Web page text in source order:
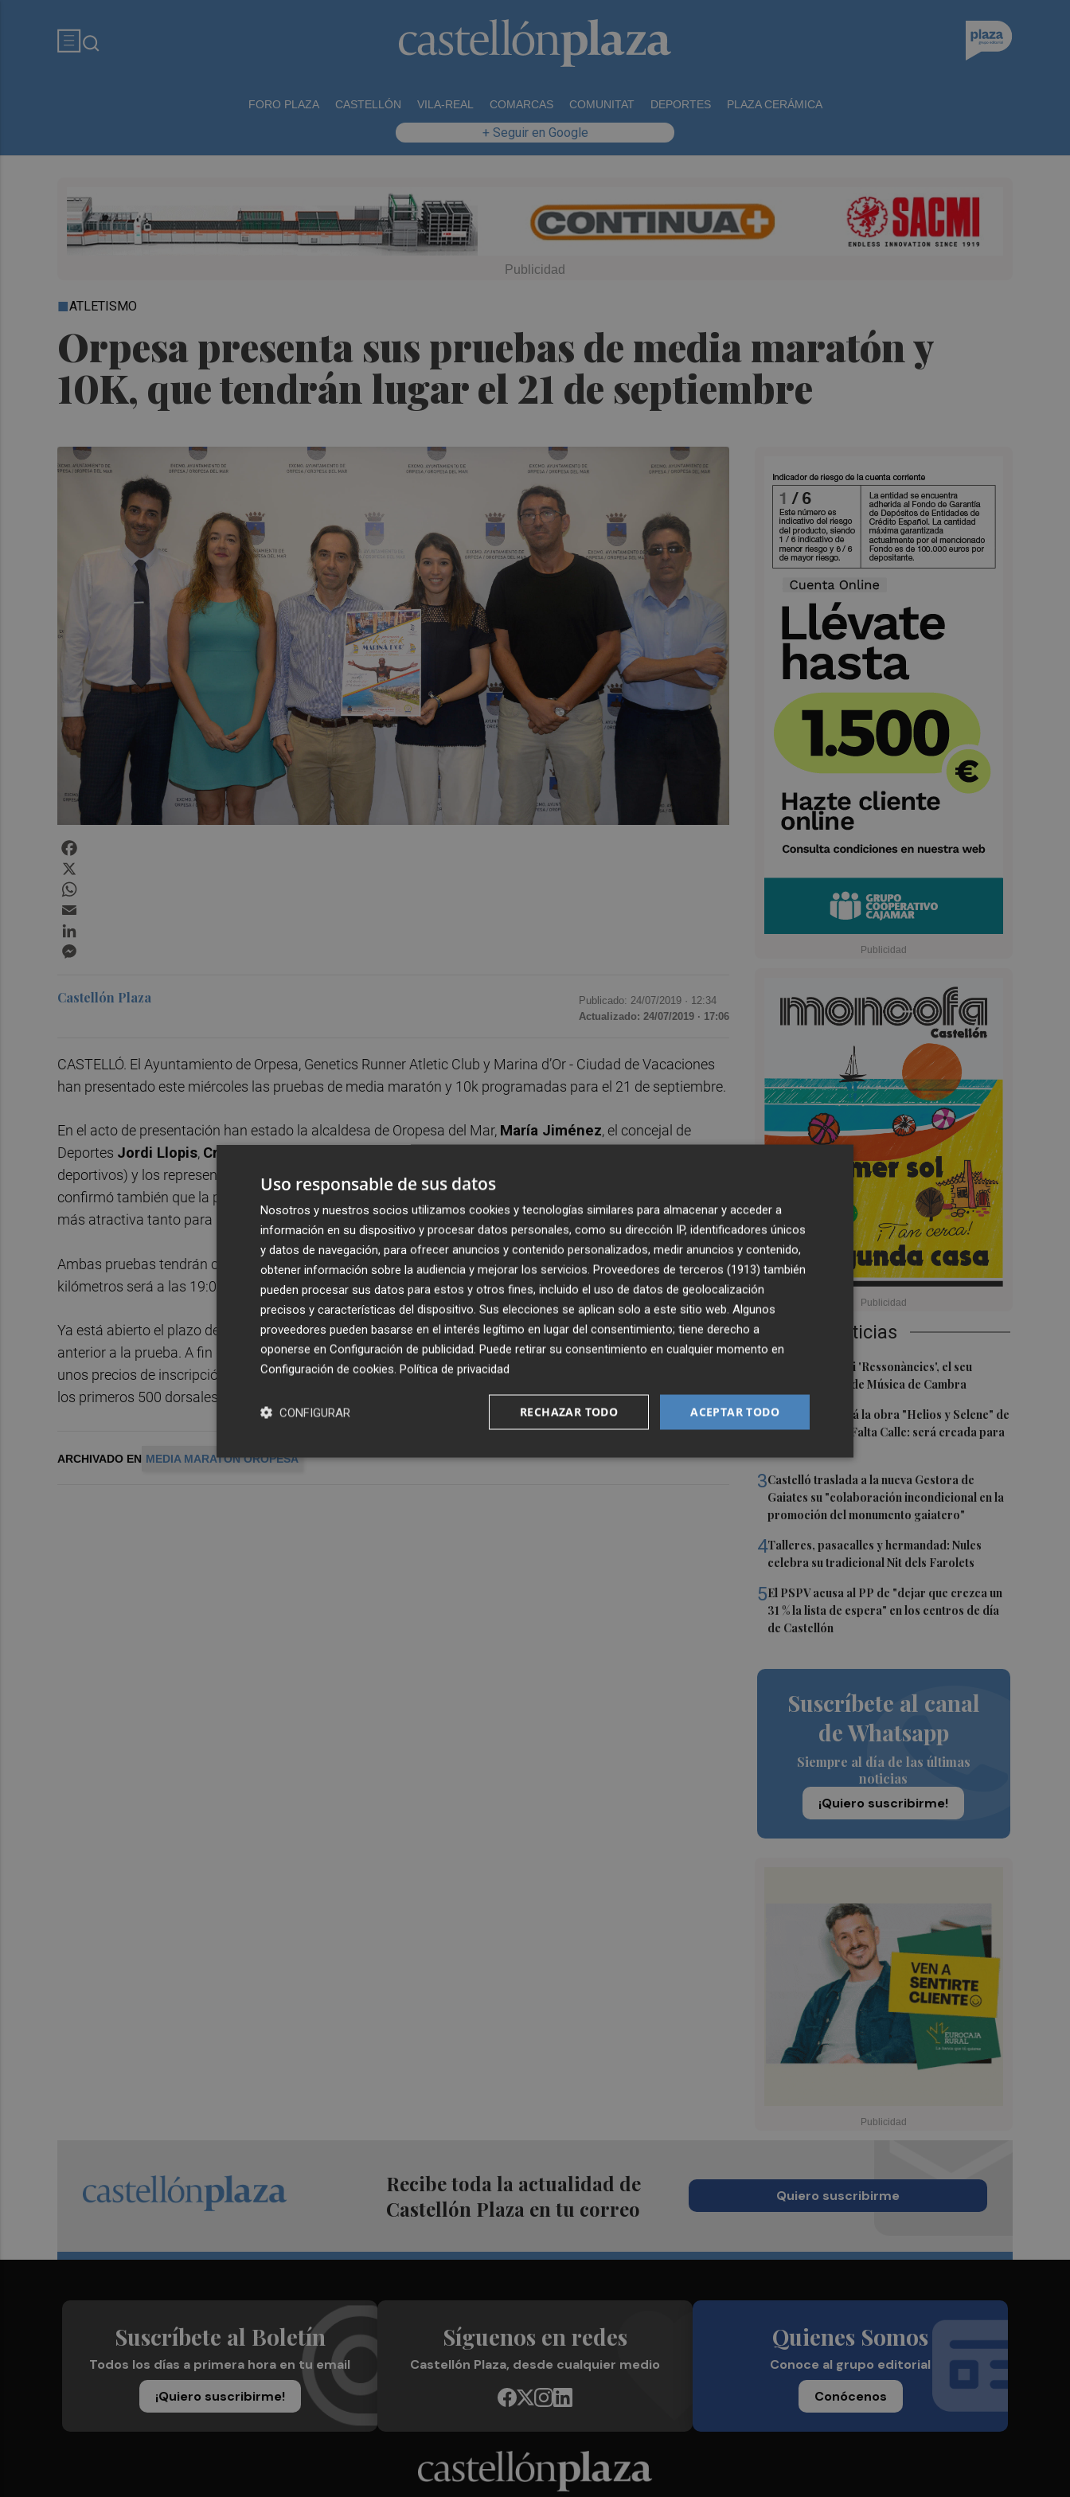
FORO PLAZA CASTELLÓN VILA-REAL COMARCAS COMUNITAT DEPORTES PLAZA CERÁMICA
+ Seguir en Google
Orpesa presenta sus pruebas de media maratón y
10K, que tendrán lugar el 21 de septiembre
ATLETISMO
Últimas Noticias
Culla estrena hui 'Ressonàncies', el seu
primer Festival de Música de Cambra
2Castelló acogerá la obra "Helios y Selene" de
la compañía Te Falta Calle: será creada para
3Castelló traslada a la nueva Gestora de
Gaiates su "colaboración incondicional en la
promoción del monumento gaiatero"
4Talleres, pasacalles y hermandad: Nules
celebra su tradicional Nit dels Farolets
5El PSPV acusa al PP de "dejar que crezca un
31 % la lista de espera" en los centros de día
de Castellón
Suscríbete al canal
de Whatsapp
Siempre al día de las últimas
noticias
¡Quiero suscribirme!
Castellón Plaza Publicado: 24/07/2019 · 12:34
Actualizado: 24/07/2019 · 17:06
CASTELLÓ. El Ayuntamiento de Orpesa, Genetics Runner Atletic Club y Marina d’Or - Ciudad de Vacaciones
han presentado este miércoles las pruebas de media maratón y 10k programadas para el 21 de septiembre.
En el acto de presentación han estado la alcaldesa de Oropesa del Mar, María Jiménez, el concejal de
Deportes Jordi Llopis, Cristina Marcelo
deportivos) y los representantes de Genetics Runner,
Quique Martín
confirmó también que la prueba contará con participantes internacionales de renombre, lo que la hará aún
más atractiva tanto para los corredores como para el público asistente.
Ambas pruebas tendrán como punto de partida y meta el Hotel Marina d’Or 5. La salida para la prueba de 10
kilómetros será a las 19:00 horas, mientras que la media maratón arrancará a las 19:30.
Ya está abierto el plazo de inscripciones en www.mychip.com, que concluirá a las 00:00 horas del día
anterior a la prueba. A fin de alcanzar un rotundo éxito de participación, los organizadores han establecido
unos precios de inscripción muy populares (desde 4,60 € para el 10K y 9 € para la media maratón). Además,
los primeros 500 dorsales de cada prueba contarán con un descuento del 18 por ciento sobre estos precios.
ARCHIVADO EN MEDIA MARATÓN OROPESA
Recibe toda la actualidad de
Castellón Plaza en tu correo
Quiero suscribirme
Suscríbete al Boletín
Todos los días a primera hora en tu email
¡Quiero suscribirme!
Síguenos en redes
Castellón Plaza, desde cualquier medio
Quienes Somos
Conoce al grupo editorial
Conócenos
Uso responsable de sus datos
Nosotros y nuestros socios utilizamos cookies y tecnologías similares para almacenar y acceder a
información en su dispositivo y procesar datos personales, como su dirección IP, identificadores únicos
y datos de navegación, para ofrecer anuncios y contenido personalizados, medir anuncios y contenido,
obtener información sobre la audiencia y mejorar los servicios. Proveedores de terceros (1913) también
pueden procesar sus datos para estos y otros fines, incluido el uso de datos de geolocalización
precisos y características del dispositivo. Sus elecciones se aplican solo a este sitio web. Algunos
proveedores pueden basarse en el interés legítimo en lugar del consentimiento; tiene derecho a
oponerse en Configuración de publicidad. Puede retirar su consentimiento en cualquier momento en
Configuración de cookies. Política de privacidad
ACEPTAR TODO
RECHAZAR TODO
CONFIGURAR